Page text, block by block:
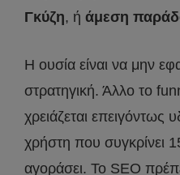
Γκύζη, ή άμεση
Η ουσία είναι να μην
στρατηγική. Άλλο το
χρειάζεται επειγόντως
χρήστη που συγκρίνει
αγοράσει. Το SEO